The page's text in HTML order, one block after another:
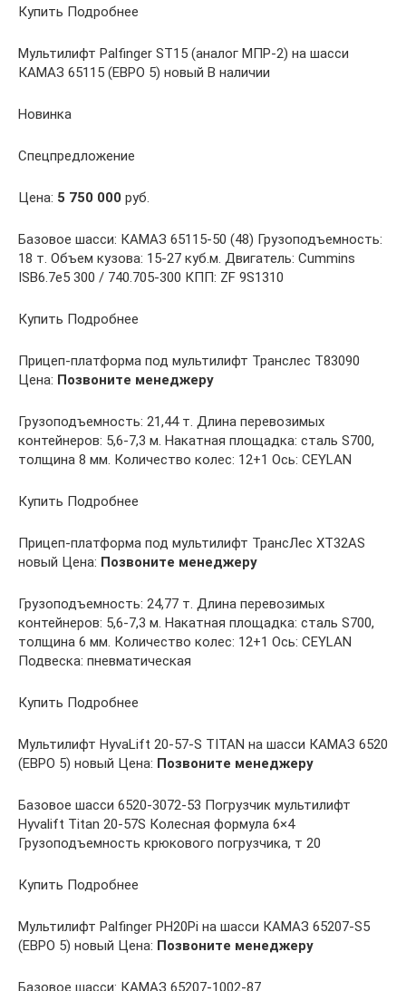
Купить Подробнее
Мультилифт Palfinger ST15 (аналог МПР-2) на шасси
КАМАЗ 65115 (ЕВРО 5) новый В наличии
Новинка
Спецпредложение
Цена: 5 750 000 руб.
Базовое шасси: КАМАЗ 65115-50 (48) Грузоподъемность:
18 т. Объем кузова: 15-27 куб.м. Двигатель: Cummins
ISB6.7e5 300 / 740.705-300 КПП: ZF 9S1310
Купить Подробнее
Прицеп-платформа под мультилифт Транслес Т83090
Цена: Позвоните менеджеру
Грузоподъемность: 21,44 т. Длина перевозимых
контейнеров: 5,6-7,3 м. Накатная площадка: сталь S700,
толщина 8 мм. Количество колес: 12+1 Ось: CEYLAN
Купить Подробнее
Прицеп-платформа под мультилифт ТрансЛес XT32AS
новый Цена: Позвоните менеджеру
Грузоподъемность: 24,77 т. Длина перевозимых
контейнеров: 5,6-7,3 м. Накатная площадка: сталь S700,
толщина 6 мм. Количество колес: 12+1 Ось: CEYLAN
Подвеска: пневматическая
Купить Подробнее
Мультилифт HyvaLift 20-57-S TITAN на шасси КАМАЗ 6520
(ЕВРО 5) новый Цена: Позвоните менеджеру
Базовое шасси 6520-3072-53 Погрузчик мультилифт
Hyvalift Titan 20-57S Колесная формула 6×4
Грузоподъемность крюкового погрузчика, т 20
Купить Подробнее
Мультилифт Palfinger PH20Pi на шасси КАМАЗ 65207-S5
(ЕВРО 5) новый Цена: Позвоните менеджеру
Базовое шасси: КАМАЗ 65207-1002-87